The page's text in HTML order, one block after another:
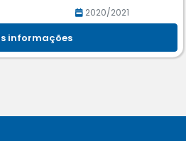
2020/2021
informações